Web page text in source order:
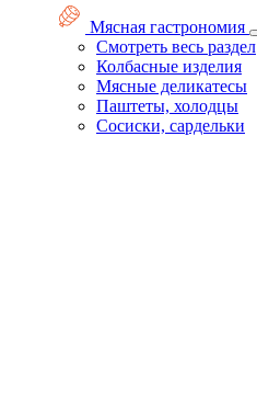
Мясная гастрономия
Смотреть весь раздел
Колбасные изделия
Мясные деликатесы
Паштеты, холодцы
Сосиски, сардельки